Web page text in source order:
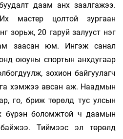
даам анх заалгажээ.
мастер цолтой зургаан
зорьж, 20 гаруй залууст нэг
заасан юм. Ингэж санал
оюуны спортын анхдугаар
зохион байгуулагч
хэмжээ авсан аж. Наадмын
го, бриж төрөлд тус улсын
бүрэн боломжтой ч даамын
Тиймээс эл төрөлд